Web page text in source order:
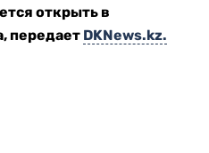
открыть в
передает DKNews.kz.